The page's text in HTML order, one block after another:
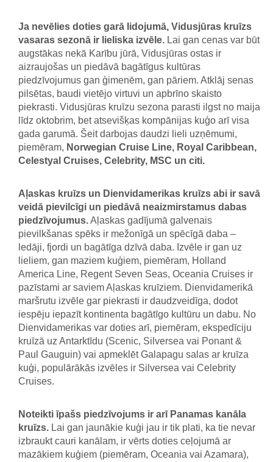
Ja nevēlies doties garā lidojumā, Vidusjūras kruīzs
vasaras sezonā ir lieliska izvēle. Lai gan cenas var būt
augstākas nekā Karību jūrā, Vidusjūras ostas ir
aizraujošas un piedāvā bagātīgus kultūras
piedzīvojumus gan ģimenēm, gan pāriem. Atklāj senas
pilsētas, baudi vietējo virtuvi un apbrīno skaisto
piekrasti. Vidusjūras kruīzu sezona parasti ilgst no maija
līdz oktobrim, bet atsevišķas kompānijas kuģo arī visa
gada garumā. Šeit darbojas daudzi lieli uzņēmumi,
piemēram, Norwegian Cruise Line, Royal Caribbean,
Celestyal Cruises, Celebrity, MSC un citi.
Aļaskas kruīzs un Dienvidamerikas kruīzs abi ir savā
veidā pievilcīgi un piedāvā neaizmirstamus dabas
piedzīvojumus.Aļaskas gadījumā galvenais
pievilkšanas spēks ir mežonīgā un spēcīgā daba –
ledāji, fjordi un bagātīga dzīvā daba. Izvēle ir gan uz
lieliem, gan maziem kuģiem, piemēram, Holland
America Line, Regent Seven Seas, Oceania Cruises ir
pazīstami ar saviem Aļaskas kruīziem. Dienvidamerikā
maršrutu izvēle gar piekrasti ir daudzveidīga, dodot
iespēju iepazīt kontinenta bagātīgo kultūru un dabu. No
Dienvidamerikas var doties arī, piemēram, ekspedīciju
kruīzā uz Antarktīdu (Scenic, Silversea vai Ponant &
Paul Gauguin) vai apmeklēt Galapagu salas ar kruīza
kuģi, populārākās izvēles ir Silversea vai Celebrity
Cruises.
Noteikti īpašs piedzīvojums ir arī Panamas kanāla
kruīzs. Lai gan jaunākie kuģi jau ir tik plati, ka tie nevar
izbraukt cauri kanālam, ir vērts doties ceļojumā ar
mazākiem kuģiem (piemēram, Oceania vai Azamara),